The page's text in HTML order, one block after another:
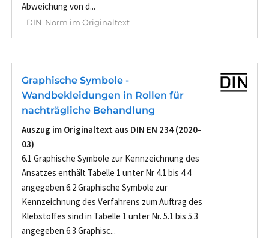
Abweichung von d...
- DIN-Norm im Originaltext -
Graphische Symbole -
Wandbekleidungen in Rollen für
nachträgliche Behandlung
Auszug im Originaltext aus DIN EN 234 (2020-
03)
6.1 Graphische Symbole zur Kennzeichnung des
Ansatzes enthält Tabelle 1 unter Nr 4.1 bis 4.4
angegeben.6.2 Graphische Symbole zur
Kennzeichnung des Verfahrens zum Auftrag des
Klebstoffes sind in Tabelle 1 unter Nr. 5.1 bis 5.3
angegeben.6.3 Graphisc...